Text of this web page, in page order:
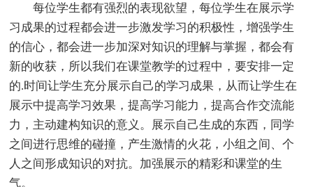
每位学生都有强烈的表现欲望，每位学生在展示学
习成果的过程都会进一步激发学习的积极性，增强学生
的信心，都会进一步加深对知识的理解与掌握，都会有
新的收获，所以我们在课堂教学的过程中，要安排一定
的.时间让学生充分展示自己的学习成果，从而让学生在
展示中提高学习效果，提高学习能力，提高合作交流能
力，主动建构知识的意义。展示自己生成的东西，同学
之间进行思维的碰撞，产生激情的火花，小组之间、个
人之间形成知识的对抗。加强展示的精彩和课堂的生
气。